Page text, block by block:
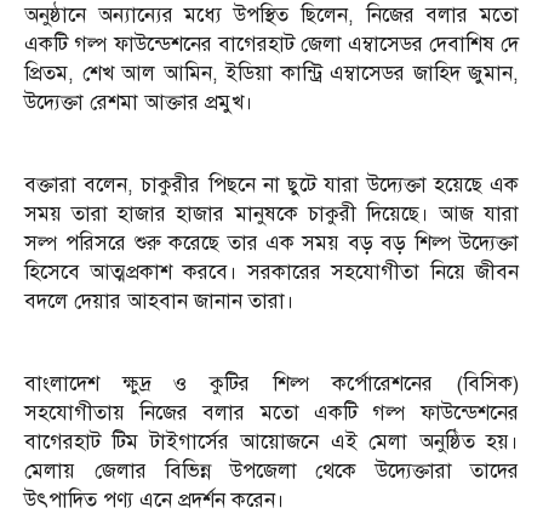
অনুষ্ঠানে অন্যান্যের মধ্যে উপস্থিত ছিলেন, নিজের বলার মতো
একটি গল্প ফাউন্ডেশনের বাগেরহাট জেলা এম্বাসেডর দেবাশিষ দে
প্রিতম, শেখ আল আমিন, ইডিয়া কান্ট্রি এম্বাসেডর জাহিদ জুমান,
উদ্যেক্তা রেশমা আক্তার প্রমুখ।
বক্তারা বলেন, চাকুরীর পিছনে না ছুটে যারা উদ্যেক্তা হয়েছে এক
সময় তারা হাজার হাজার মানুষকে চাকুরী দিয়েছে। আজ যারা
সল্প পরিসরে শুরু করেছে তার এক সময় বড় বড় শিল্প উদ্যেক্তা
হিসেবে আত্মপ্রকাশ করবে। সরকারের সহযোগীতা নিয়ে জীবন
বদলে দেয়ার আহবান জানান তারা।
বাংলাদেশ ক্ষুদ্র ও কুটির শিল্প কর্পোরেশনের (বিসিক)
সহযোগীতায় নিজের বলার মতো একটি গল্প ফাউন্ডেশনের
বাগেরহাট টিম টাইগার্সের আয়োজনে এই মেলা অনুষ্ঠিত হয়।
মেলায় জেলার বিভিন্ন উপজেলা থেকে উদ্যেক্তারা তাদের
উৎপাদিত পণ্য এনে প্রদর্শন করেন।